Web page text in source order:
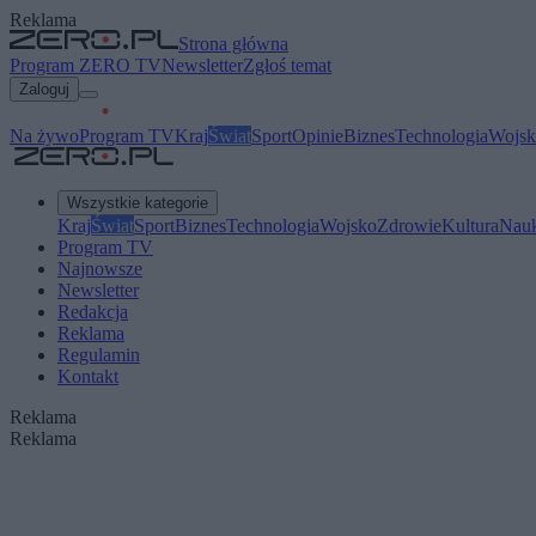
Reklama
Strona główna
Program ZERO TVNewsletterZgłoś temat
Zaloguj
Na żywoProgram TVKrajŚwiatSportOpinieBiznesTechnologia
Wszystkie kategorie
KrajŚwiatSportBiznesTechnologiaWojskoZdrowieKultura
Program TV
Najnowsze
Newsletter
Redakcja
Reklama
Regulamin
Kontakt
Reklama
Reklama